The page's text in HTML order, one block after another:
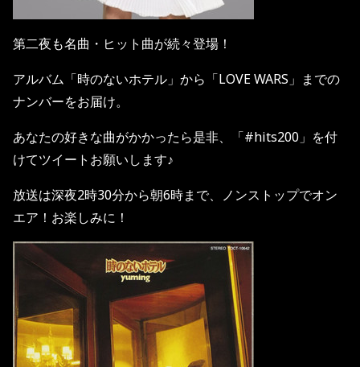
第二夜も名曲・ヒット曲が続々登場！
アルバム「時のないホテル」から「LOVE WARS 」までの
ナンバーをお届け。
あなたの好きな曲がかかったら是非、「#hits200 」を付
けてツイートお願いします♪
放送は深夜2時30分から朝6時まで、ノンストップでオン
エア！お楽しみに！